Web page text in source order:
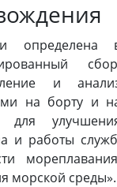
определена
и
на борту и
для
и работы
морской среды».